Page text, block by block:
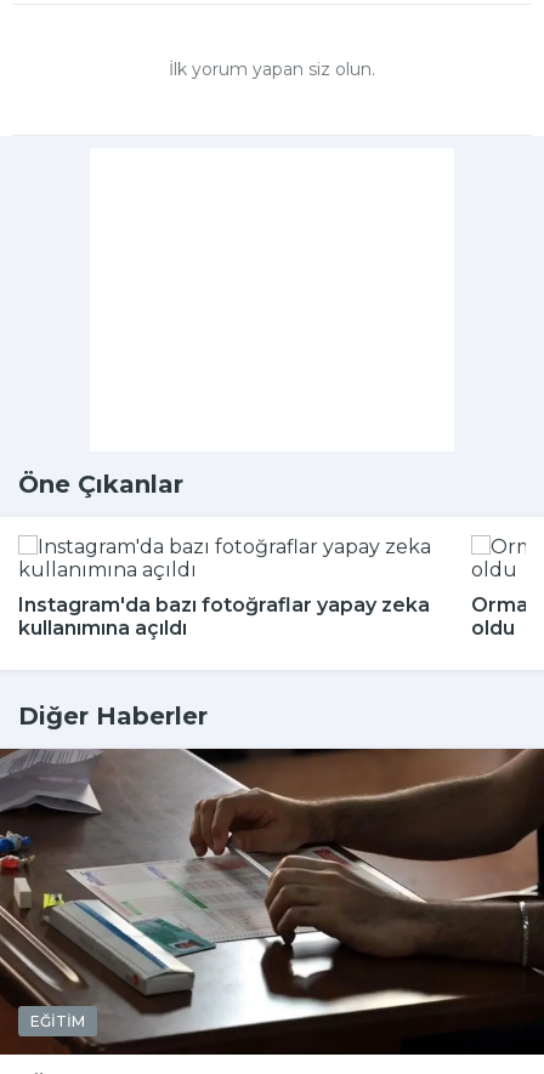
İlk yorum yapan siz olun.
Öne Çıkanlar
Instagram'da bazı fotoğraflar yapay zeka
kullanımına açıldı
oldu
Diğer Haberler
EĞİTİM